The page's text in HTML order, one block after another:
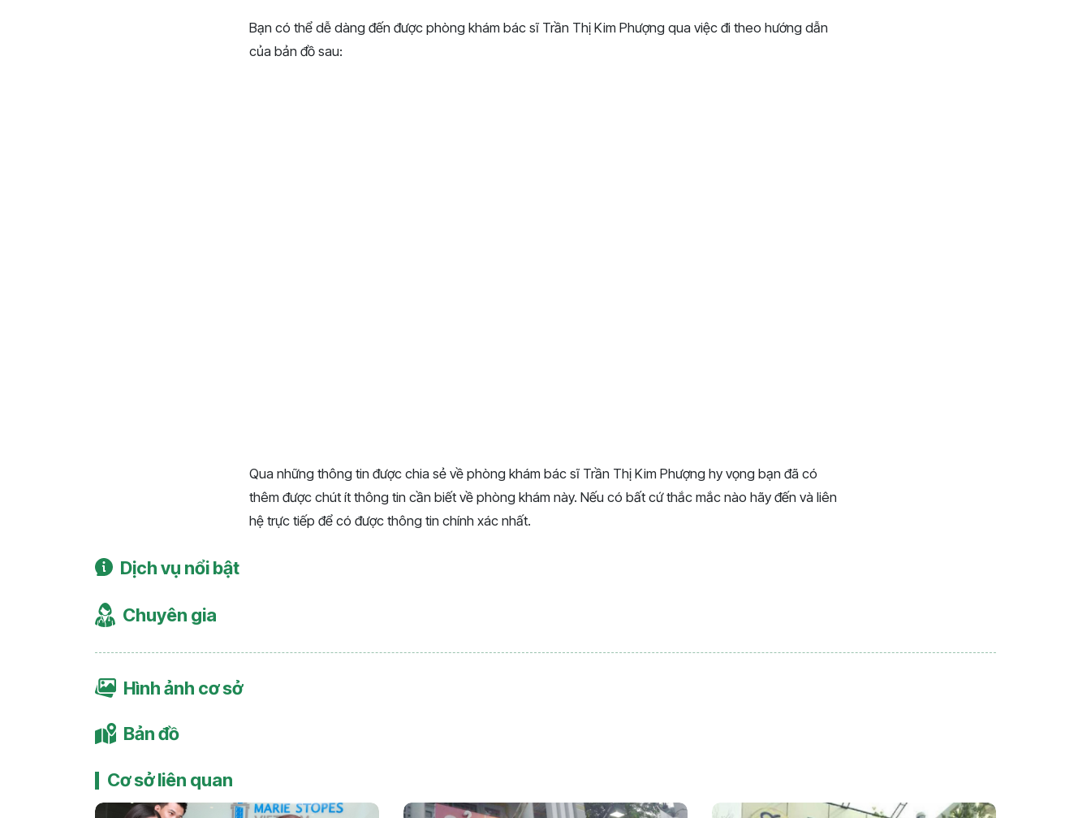
Bạn có thể dễ dàng đến được phòng khám bác sĩ Trần Thị Kim Phượng qua việc đi theo hướng dẫn
của bản đồ sau:
Qua những thông tin được chia sẻ về phòng khám bác sĩ Trần Thị Kim Phượng hy vọng bạn đã có
thêm được chút ít thông tin cần biết về phòng khám này. Nếu có bất cứ thắc mắc nào hãy đến và liên
hệ trực tiếp để có được thông tin chính xác nhất.
Dịch vụ nổi bật
Chuyên gia
Hình ảnh cơ sở
Bản đồ
Cơ sở liên quan